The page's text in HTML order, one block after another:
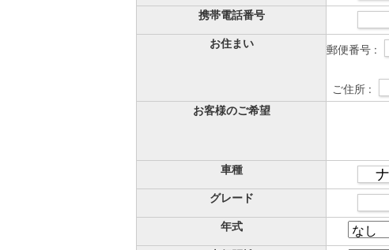
携帯電話番号
お住まい
郵便番号 :
ご住所 :
お客様のご希望
車種
グレード
年式